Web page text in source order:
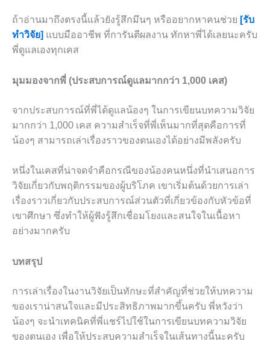
ถ้าอ่านมาถึงตรงนี้แล้วยังรู้สึกมึนๆ หรืออยากหาคนช่วย [รับ
ทำวิจัย] แบบมืออาชีพ ที่การันตีผลงาน ทักหาพี่ได้เลยนะครับ
พี่ดูแลเองทุกเคส
มุมมองจากพี่ (ประสบการณ์ดูแลมากกว่า 1,000 เคส)
จากประสบการณ์ที่พี่ได้ดูแลน้องๆ ในการเขียนบทความวิจัย
มากกว่า 1,000 เคส ความสำเร็จที่พี่เห็นมากที่สุดคือการที่
น้องๆ สามารถเล่าเรื่องราวของตนเองได้อย่างมีพลังครับ
หนึ่งในเคสที่น่าจดจำคือกรณีของน้องคนหนึ่งที่นำเสนอการ
วิจัยเกี่ยวกับพฤติกรรมของผู้บริโภค เขาเริ่มต้นด้วยการเล่า
เรื่องราวเกี่ยวกับประสบการณ์ส่วนตัวที่เกี่ยวข้องกับหัวข้อที่
เขาศึกษา ซึ่งทำให้ผู้ฟังรู้สึกเชื่อมโยงและสนใจในเนื้อหา
อย่างมากครับ
บทสรุป
การเล่าเรื่องในงานวิจัยเป็นทักษะที่สำคัญที่ช่วยให้บทความ
ของเราน่าสนใจและมีประสิทธิภาพมากขึ้นครับ พี่หวังว่า
น้องๆ จะนำเทคนิคที่พี่แชร์ไปใช้ในการเขียนบทความวิจัย
ของตนเอง เพื่อให้ประสบความสำเร็จในเส้นทางนี้นะครับ